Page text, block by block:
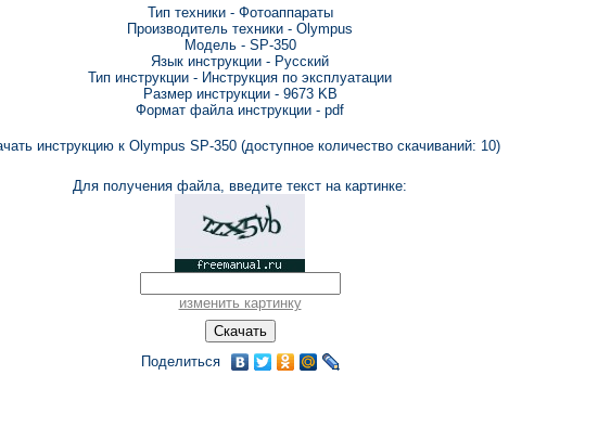
Тип техники - Фотоаппараты
Производитель техники - Olympus
Модель - SP-350
Язык инструкции - Русский
Тип инструкции - Инструкция по эксплуатации
Размер инструкции - 9673 KB
Формат файла инструкции - pdf
инструкцию к Olympus SP-350 (доступное количество скачиваний: 10)
Для получения файла, введите текст на картинке:
изменить картинку
Поделиться